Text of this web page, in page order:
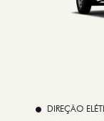
DIREÇÃO